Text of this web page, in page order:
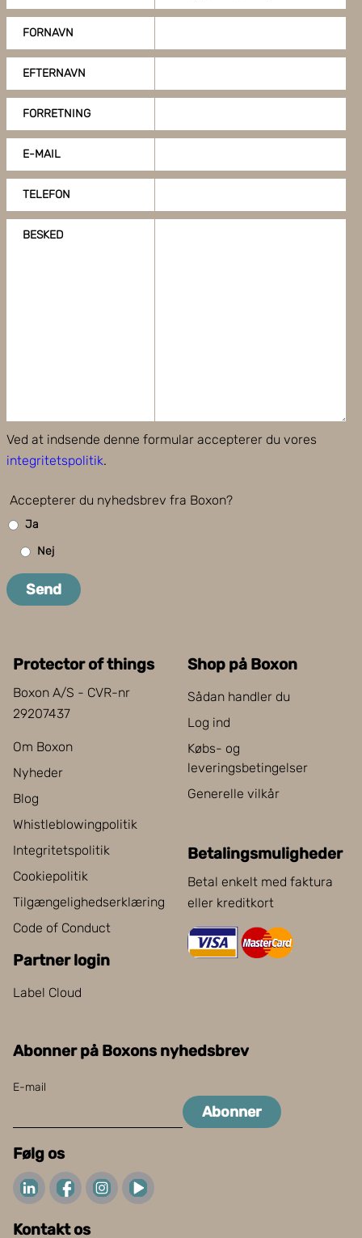
FORNAVN
EFTERNAVN
FORRETNING
E-MAIL
TELEFON
BESKED
Ved at indsende denne formular accepterer du vores
integritetspolitik.
Accepterer du nyhedsbrev fra Boxon?
Ja
Nej
Send
Protector of things
Boxon A/S - CVR-nr
29207437
Om Boxon
Nyheder
Blog
Whistleblowingpolitik
Integritetspolitik
Cookiepolitik
Tilgængelighedserklæring
Code of Conduct
Partner login
Label Cloud
Shop på Boxon
Sådan handler du
Log ind
Købs- og
leveringsbetingelser
Generelle vilkår
Betalingsmuligheder
Betal enkelt med faktura
eller kreditkort
Abonner på Boxons nyhedsbrev
E-mail
Abonner
Følg os
Kontakt os